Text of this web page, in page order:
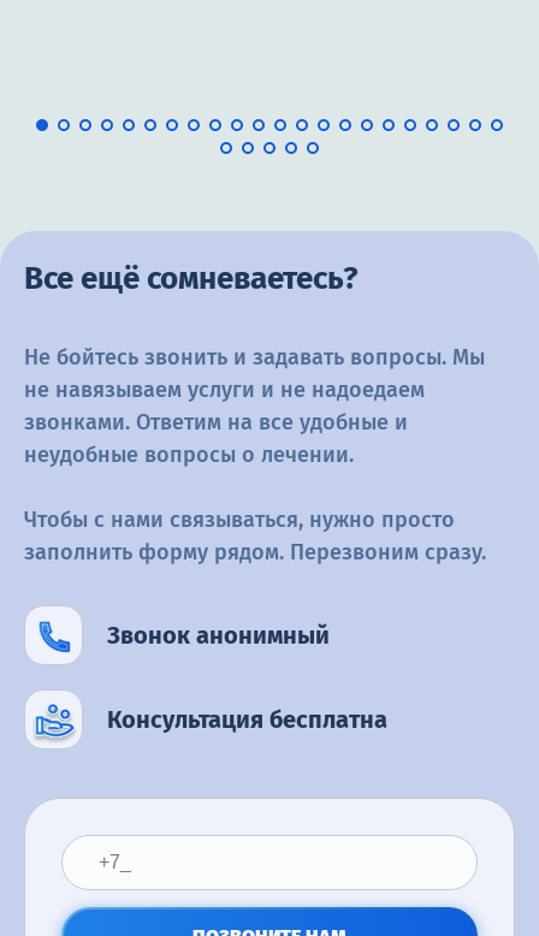
Стационарное лечение
Экстренное вытрезвление
Капельница от похмелья
Капельница от запоя
Капельница при интоксикации
Стационарный вывод из запоя
Медперевозка
Перевозка больного в другой город
Перевозка больных из больницы
Перевозка лежачих больных
Реанимобиль
Транспортировка при переломах
Все ещё сомневаетесь?
Не бойтесь звонить и задавать вопросы. Мы
не навязываем услуги и не надоедаем
звонками. Ответим на все удобные и
неудобные вопросы о лечении.
Чтобы с нами связываться, нужно просто
заполнить форму рядом. Перезвоним сразу.
Звонок анонимный
Консультация бесплатна